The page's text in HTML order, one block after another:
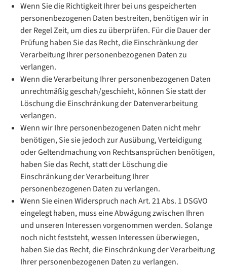
Wenn Sie die Richtigkeit Ihrer bei uns gespeicherten
personenbezogenen Daten bestreiten, benötigen wir in
der Regel Zeit, um dies zu überprüfen. Für die Dauer der
Prüfung haben Sie das Recht, die Einschränkung der
Verarbeitung Ihrer personenbezogenen Daten zu
verlangen.
Wenn die Verarbeitung Ihrer personenbezogenen Daten
unrechtmäßig geschah/geschieht, können Sie statt der
Löschung die Einschränkung der Datenverarbeitung
verlangen.
Wenn wir Ihre personenbezogenen Daten nicht mehr
benötigen, Sie sie jedoch zur Ausübung, Verteidigung
oder Geltendmachung von Rechtsansprüchen benötigen,
haben Sie das Recht, statt der Löschung die
Einschränkung der Verarbeitung Ihrer
personenbezogenen Daten zu verlangen.
Wenn Sie einen Widerspruch nach Art. 21 Abs. 1 DSGVO
eingelegt haben, muss eine Abwägung zwischen Ihren
und unseren Interessen vorgenommen werden. Solange
noch nicht feststeht, wessen Interessen überwiegen,
haben Sie das Recht, die Einschränkung der Verarbeitung
Ihrer personenbezogenen Daten zu verlangen.